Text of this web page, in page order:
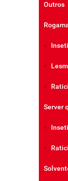
Outros
Server